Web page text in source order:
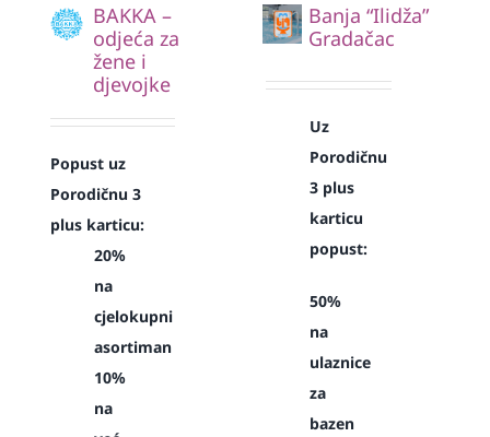
BAKKA –
odjeća za
žene i
djevojke
Popust uz
Porodičnu 3
plus karticu:
20%
na
cjelokupni
asortiman
10%
na
Banja “Ilidža”
Gradačac
Uz
Porodičnu
3 plus
karticu
popust:
50%
na
ulaznice
za
bazen